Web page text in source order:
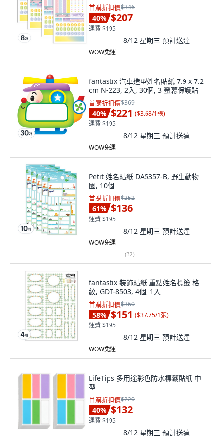
首購折扣價$346
40% $207
運費 $195
8/12 星期三 預計送達
WOW免運
fantastix 汽車造型姓名貼紙 7.9 x 7.2
cm N-223, 2入, 30個, 3 螢幕保護貼
首購折扣價$369
40% $221 ($3.68/1張)
運費 $195
8/12 星期三 預計送達
WOW免運
Petit 姓名貼紙 DA5357-B, 野生動物
園, 10個
首購折扣價$352
61% $136
運費 $195
8/12 星期三 預計送達
WOW免運
(32)
fantastix 裝飾貼紙 重點姓名標籤 格
紋, GDT-8503, 4個, 1入
首購折扣價$360
58% $151 ($37.75/1張)
運費 $195
8/12 星期三 預計送達
WOW免運
LifeTips 多用途彩色防水標籤貼紙 中
型
首購折扣價$220
40% $132
運費 $195
8/12 星期三 預計送達